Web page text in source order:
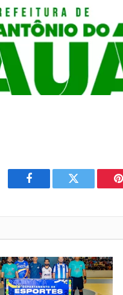
Facebook Twitter